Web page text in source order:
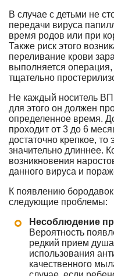
В случае с детьми не
передачи вируса
время родов или при
Также риск этого
переливание крови
выполняется
тщательно
Не каждый носитель
для этого он должен
определенное время.
проходит от 3 до 6
достаточно крепкое, то
значительно длиннее.
возникновения
данного вируса и
К появлению
следующие проблемы:
Несоблюдение
Вероятность
редкий прием
использования
качественного